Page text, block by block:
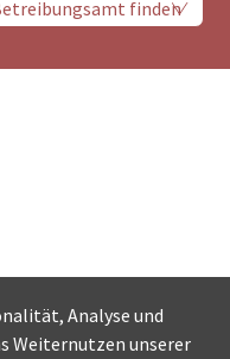
Analyse und
Weiternutzen unserer